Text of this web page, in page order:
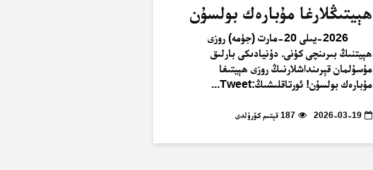
ھېيتىڭلارغا مۇبارەك بولسۇن
‫ 2026-يىلى 20-مارت (جۈمە) روزى
ھېيتنىڭ بىرىنچى كۈنى. دۇنيادىكى بارلىق
مۇسۇلمان قېرىنداشلارنىڭ روزى ھېيتىغا
مۇبارەك بولسۇن! ئورتاقلىشىڭ:Tweet...
2026-03-19 187 قېتىم كۆرۈلدى